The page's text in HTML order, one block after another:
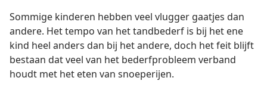
Sommige kinderen hebben veel vlugger gaatjes dan
andere. Het tempo van het tandbederf is bij het ene
kind heel anders dan bij het andere, doch het feit blijft
bestaan dat veel van het bederfprobleem verband
houdt met het eten van snoeperijen.